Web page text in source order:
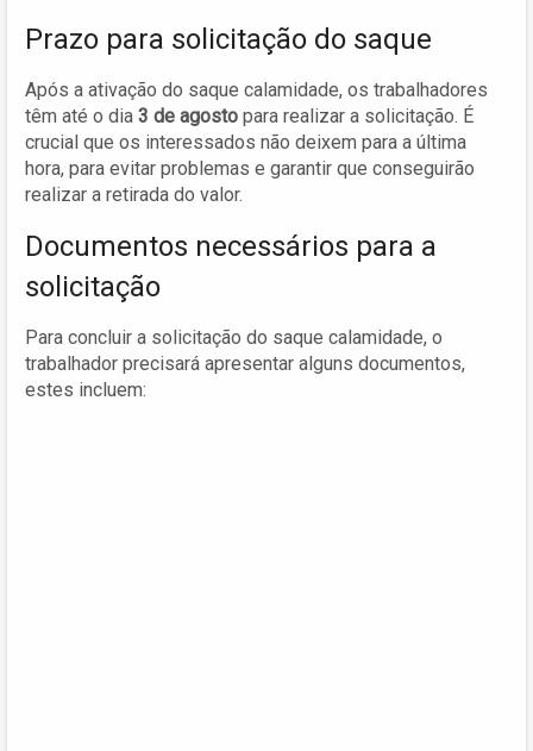
Prazo para solicitação do saque
Após a ativação do saque calamidade, os trabalhadores
têm até o dia 3 de agosto para realizar a solicitação. É
crucial que os interessados não deixem para a última
hora, para evitar problemas e garantir que conseguirão
realizar a retirada do valor.
Documentos necessários para a
solicitação
Para concluir a solicitação do saque calamidade, o
trabalhador precisará apresentar alguns documentos,
estes incluem: